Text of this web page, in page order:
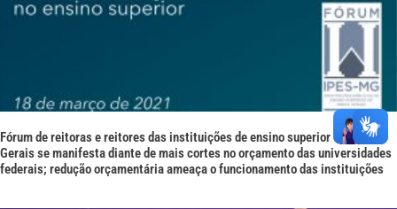
Fórum de reitoras e reitores das instituições de ensino superior de Minas
Gerais se manifesta diante de mais cortes no orçamento das universidades
federais; redução orçamentária ameaça o funcionamento das instituições